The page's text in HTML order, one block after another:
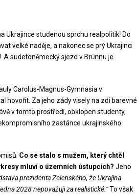
Ukrajince studenou sprchu realpolitik! Do
velké naděje, a nakonec se prý Ukrajinci
A sudetoněmecký sjezd v Brünnu je
Carolus-Magnus-Gymnasia v
hovořit. Za jeho zády visely na zdi barevné
v tomto prostředí, obklopen studenty,
zastánce ukrajinského
Co se stalo s mužem, který chtěl
mluví o územních ústupcích? Jeho
prezidenta Zelenského, že Ukrajina
2028 nepovažuji za realistické.“To však